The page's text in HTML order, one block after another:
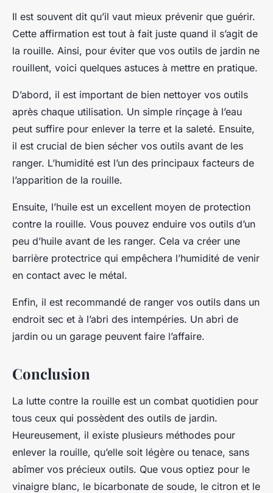
Il est souvent dit qu’il vaut mieux prévenir que guérir.
Cette affirmation est tout à fait juste quand il s’agit de
la rouille. Ainsi, pour éviter que vos outils de jardin ne
rouillent, voici quelques astuces à mettre en pratique.
D’abord, il est important de bien nettoyer vos outils
après chaque utilisation. Un simple rinçage à l’eau
peut suffire pour enlever la terre et la saleté. Ensuite,
il est crucial de bien sécher vos outils avant de les
ranger. L’humidité est l’un des principaux facteurs de
l’apparition de la rouille.
Ensuite, l’huile est un excellent moyen de protection
contre la rouille. Vous pouvez enduire vos outils d’un
peu d’huile avant de les ranger. Cela va créer une
barrière protectrice qui empêchera l’humidité de venir
en contact avec le métal.
Enfin, il est recommandé de ranger vos outils dans un
endroit sec et à l’abri des intempéries. Un abri de
jardin ou un garage peuvent faire l’affaire.
Conclusion
La lutte contre la rouille est un combat quotidien pour
tous ceux qui possèdent des outils de jardin.
Heureusement, il existe plusieurs méthodes pour
enlever la rouille, qu’elle soit légère ou tenace, sans
abîmer vos précieux outils. Que vous optiez pour le
vinaigre blanc, le bicarbonate de soude, le citron et le